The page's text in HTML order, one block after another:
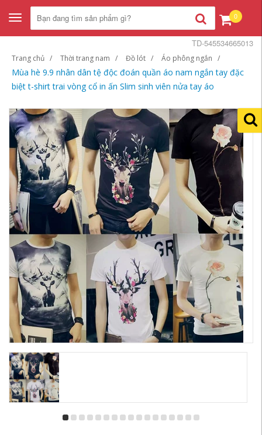
Toggle
navigation
0
Trang chủ Thời trang nam Đồ lót Áo phông ngắn
Mùa hè 9.9 nhân dân tệ độc đoán quần áo nam ngắn tay đặc
biệt t-shirt trai vòng cổ in ấn Slim sinh viên nửa tay áo
TD-545534665013